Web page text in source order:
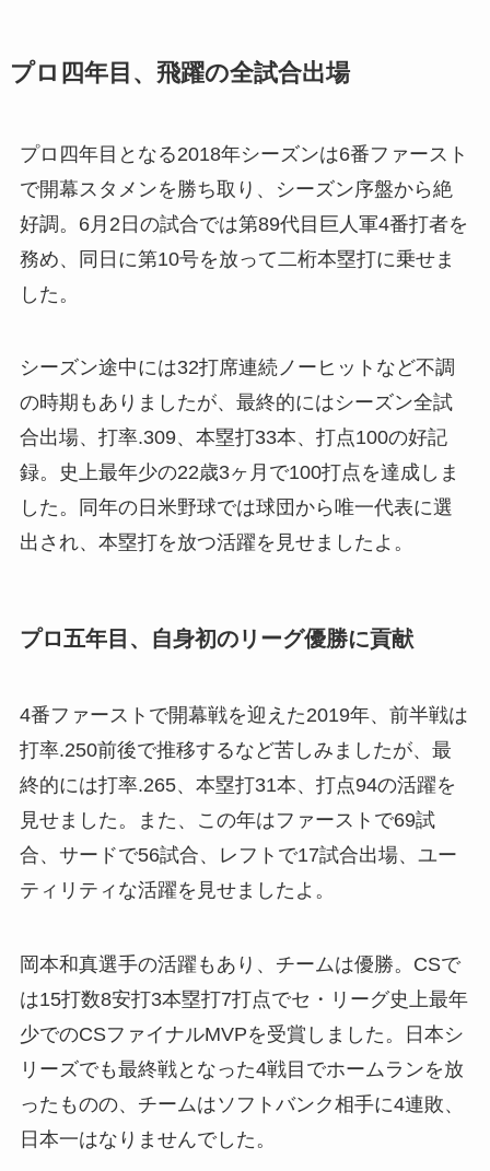
プロ四年目、飛躍の全試合出場
プロ四年目となる2018年シーズンは6番ファースト
で開幕スタメンを勝ち取り、シーズン序盤から絶
好調。6月2日の試合では第89代目巨人軍4番打者を
務め、同日に第10号を放って二桁本塁打に乗せま
した。
シーズン途中には32打席連続ノーヒットなど不調
の時期もありましたが、最終的にはシーズン全試
合出場、打率.309、本塁打33本、打点100の好記
録。史上最年少の22歳3ヶ月で100打点を達成しま
した。同年の日米野球では球団から唯一代表に選
出され、本塁打を放つ活躍を見せましたよ。
プロ五年目、自身初のリーグ優勝に貢献
4番ファーストで開幕戦を迎えた2019年、前半戦は
打率.250前後で推移するなど苦しみましたが、最
終的には打率.265、本塁打31本、打点94の活躍を
見せました。また、この年はファーストで69試
合、サードで56試合、レフトで17試合出場、ユー
ティリティな活躍を見せましたよ。
岡本和真選手の活躍もあり、チームは優勝。CSで
は15打数8安打3本塁打7打点でセ・リーグ史上最年
少でのCSファイナルMVPを受賞しました。日本シ
リーズでも最終戦となった4戦目でホームランを放
ったものの、チームはソフトバンク相手に4連敗、
日本一はなりませんでした。